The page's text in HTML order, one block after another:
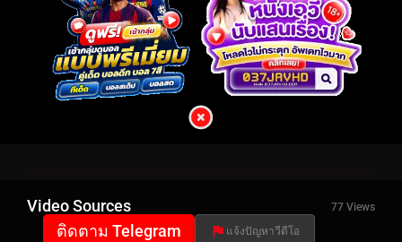
Video Sources 77 Views
ติดตาม Telegram แจ้งปัญหาวีดีโอ